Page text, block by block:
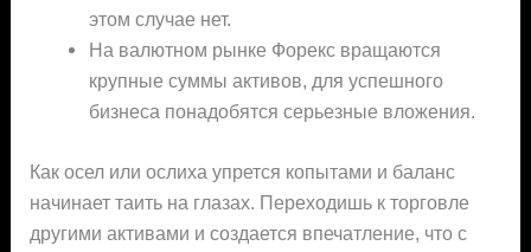
этом случае нет.
На валютном рынке Форекс вращаются
крупные суммы активов, для успешного
бизнеса понадобятся серьезные вложения.
Как осел или ослиха упрется копытами и баланс
начинает таить на глазах. Переходишь к торговле
другими активами и создается впечатление, что с